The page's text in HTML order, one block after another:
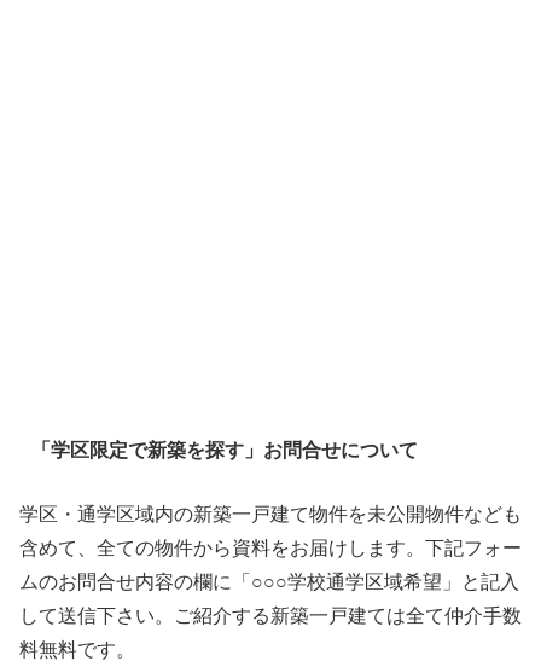
「学区限定で新築を探す」お問合せについて
学区・通学区域内の新築一戸建て物件を未公開物件なども
含めて、全ての物件から資料をお届けします。下記フォー
ムのお問合せ内容の欄に「○○○学校通学区域希望」と記入
して送信下さい。ご紹介する新築一戸建ては全て仲介手数
料無料です。